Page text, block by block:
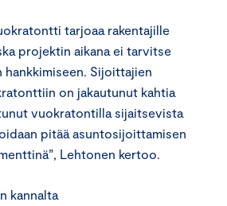
tarjoaa rakentajille
projektin aikana ei tarvitse
Sijoittajien
on jakautunut kahtia
vuokratontilla sijaitsevista
pitää asuntosijoittamisen
Lehtonen kertoo.
kannalta